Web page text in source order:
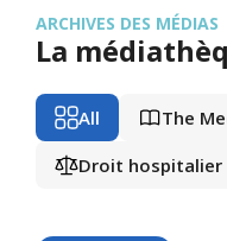
ARCHIVES DES MÉDIAS
La
All
The
Droit hospitalier